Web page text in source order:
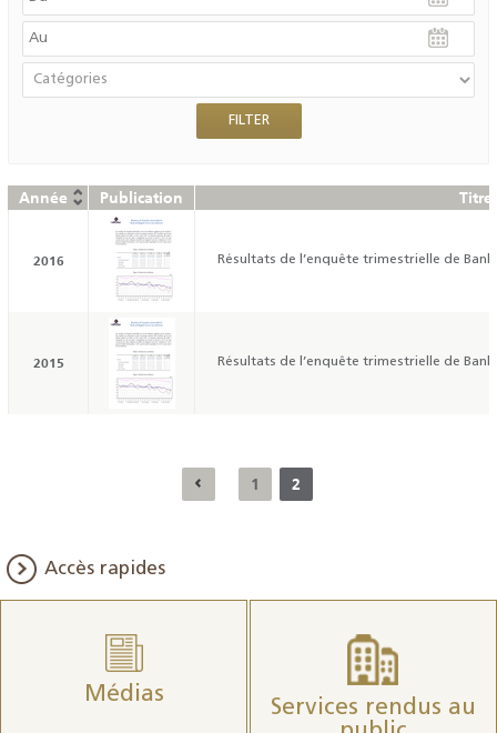
Année Publication Titre
2016 Résultats de l’enquête trimestrielle de
2015 Résultats de l’enquête trimestrielle de
1 2
Accès rapides
Médias
Services rendus au